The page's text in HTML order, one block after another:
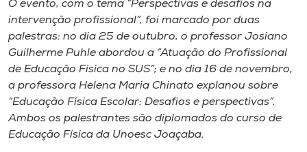
O evento, com o tema “Perspectivas e desafios na
intervenção profissional”, foi marcado por duas
palestras: no dia 25 de outubro, o professor Josiano
Guilherme Puhle abordou a “Atuação do Profissional
de Educação Física no SUS”; e no dia 16 de novembro,
a professora Helena Maria Chinato explanou sobre
“Educação Física Escolar: Desafios e perspectivas”.
Ambos os palestrantes são diplomados do curso de
Educação Física da Unoesc Joaçaba.